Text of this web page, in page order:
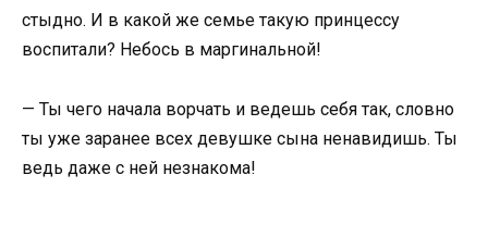
стыдно. И в какой же семье такую принцессу
воспитали? Небось в маргинальной!
— Ты чего начала ворчать и ведешь себя так, словно
ты уже заранее всех девушке сына ненавидишь. Ты
ведь даже с ней незнакома!